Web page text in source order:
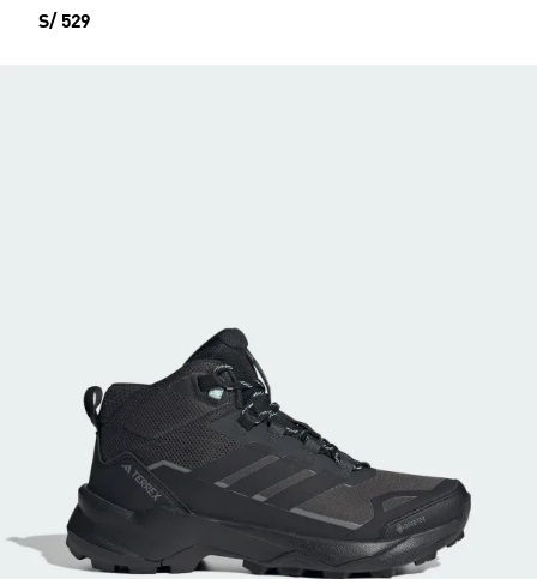
Precio
S/ 529